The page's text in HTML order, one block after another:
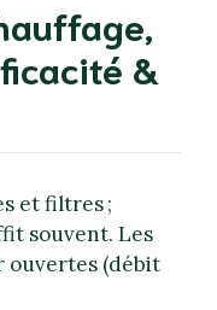
&
et filtres ;
souvent. Les
ouvertes (débit